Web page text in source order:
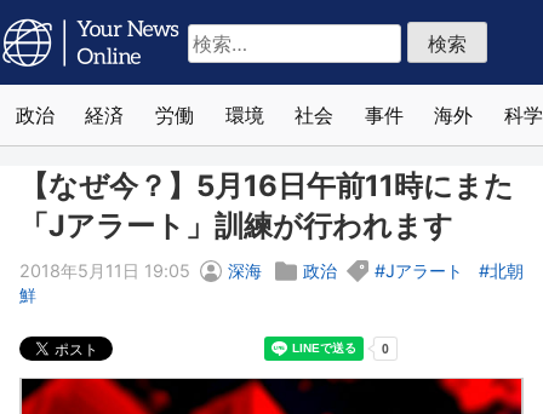
検
索:
政治 経済 労働 環境 社会 事件 海外 科学
【なぜ今？】5月16日午前11時にまた
「Jアラート」訓練が行われます
2018年5月11日 19:05 深海 政治 Jアラート
北朝
鮮